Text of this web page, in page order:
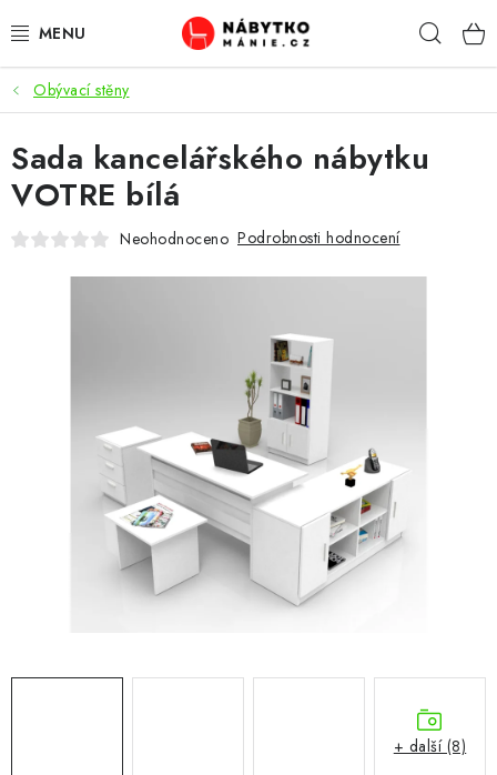
na
OBÝVACÍ POKOJ
KUCHYŇ A JÍDELNA
LOŽNICE
CHOVATELSKÉ POTŘEBY
DOPLŇKY A DEKORACE
OSTATNÍ
Obývací stěny
Sada kancelářského nábytku
VOTRE bílá
Neohodnoceno Podrobnosti hodnocení
+ další (8)